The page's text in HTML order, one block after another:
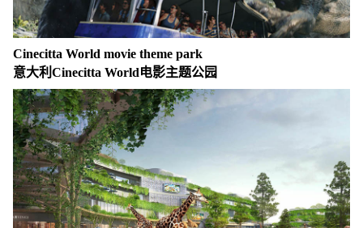
Cinecitta World movie theme park
意大利Cinecitta World电影主题公园